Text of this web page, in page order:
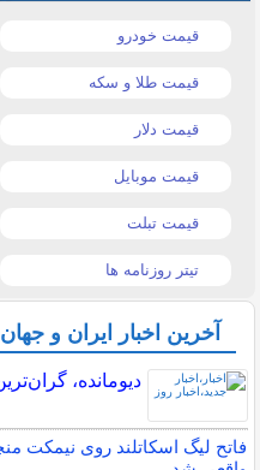
قیمت خودرو
قیمت طلا و سکه
قیمت دلار
قیمت موبایل
قیمت تبلت
تیتر روزنامه ها
آخرین اخبار ایران و جهان
دیومانده،
فاتح لیگ اسکاتلند روی نیمکت